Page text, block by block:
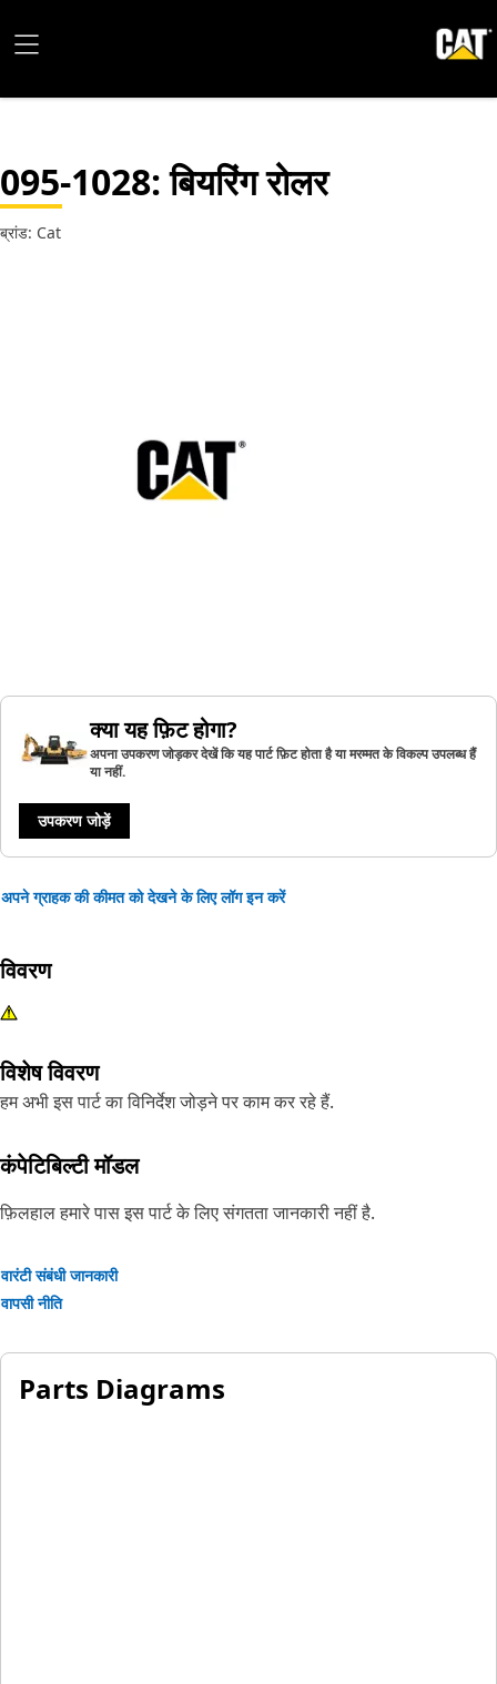
095-1028: बियरिंग रोलर
ब्रांड: Cat
क्या यह फ़िट होगा?
अपना उपकरण जोड़कर देखें कि यह पार्ट फ़िट होता है या मरम्मत के विकल्प उपलब्ध हैं
या नहीं.
उपकरण जोड़ें
अपने ग्राहक की कीमत को देखने के लिए लॉग इन करें
विवरण
विशेष विवरण
हम अभी इस पार्ट का विनिर्देश जोड़ने पर काम कर रहे हैं.
कंपेटिबिल्टी मॉडल
फ़िलहाल हमारे पास इस पार्ट के लिए संगतता जानकारी नहीं है.
वारंटी संबंधी जानकारी
वापसी नीति
Parts Diagrams